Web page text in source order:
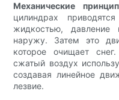
Механические
цилиндрах
жидкостью, давление
наружу. Затем это
которое очищает
сжатый воздух
создавая линейное
лезвие.